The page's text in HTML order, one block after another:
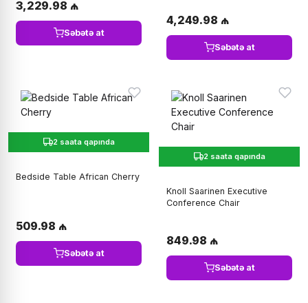
3,229.98 ₼
Səbətə at
4,249.98 ₼
Səbətə at
2 saata qapında
Bedside Table African Cherry
509.98 ₼
Səbətə at
2 saata qapında
Knoll Saarinen Executive
Conference Chair
849.98 ₼
Səbətə at